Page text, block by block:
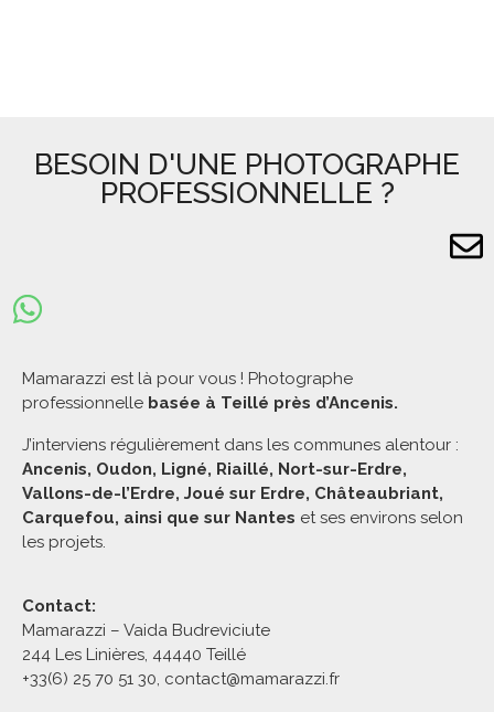
BESOIN D'UNE PHOTOGRAPHE
PROFESSIONNELLE ?
Mamarazzi est là pour vous ! Photographe
professionnelle basée à Teillé près d’Ancenis.
J’interviens régulièrement dans les communes alentour :
Ancenis, Oudon, Ligné, Riaillé, Nort-sur-Erdre,
Vallons-de-l’Erdre, Joué sur Erdre, Châteaubriant,
Carquefou, ainsi que sur Nantes et ses environs selon
les projets.
Contact:
Mamarazzi – Vaida Budreviciute
244 Les Linières, 44440 Teillé
+33(6) 25 70 51 30, contact@mamarazzi.fr